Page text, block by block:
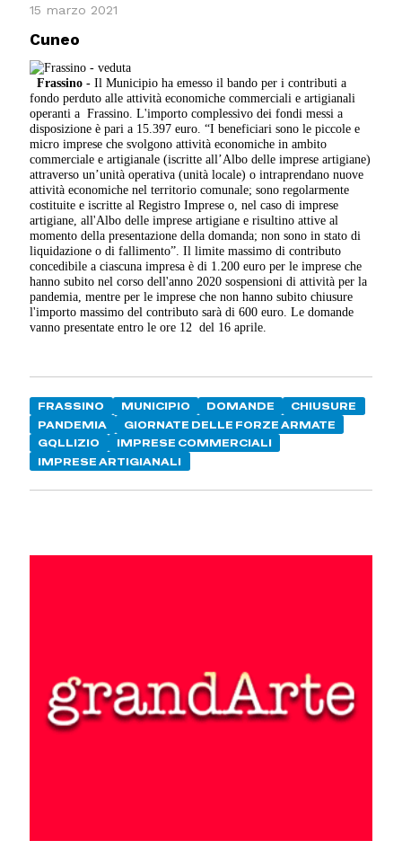
15 marzo 2021
Cuneo
Frassino -Il Municipio ha emesso il bando per i contributi a
fondo perduto alle attività economiche commerciali e artigianali
operanti a Frassino. L'importo complessivo dei fondi messi a
disposizione è pari a 15.397 euro. “I beneficiari sono le piccole e
micro imprese che svolgono attività economiche in ambito
commerciale e artigianale (iscritte all’Albo delle imprese artigiane)
attraverso un’unità operativa (unità locale) o intraprendano nuove
attività economiche nel territorio comunale; sono regolarmente
costituite e iscritte al Registro Imprese o, nel caso di imprese
artigiane, all'Albo delle imprese artigiane e risultino attive al
momento della presentazione della domanda; non sono in stato di
liquidazione o di fallimento”. Il limite massimo di contributo
concedibile a ciascuna impresa è di 1.200 euro per le imprese che
hanno subito nel corso dell'anno 2020 sospensioni di attività per la
pandemia, mentre per le imprese che non hanno subito chiusure
l'importo massimo del contributo sarà di 600 euro. Le domande
vanno presentate entro le ore 12 del 16 aprile.
FRASSINO MUNICIPIO DOMANDE
CHIUSURE
PANDEMIA
GIORNATE DELLE FORZE ARMATE
GQLLIZIO
IMPRESE COMMERCIALI
IMPRESE ARTIGIANALI